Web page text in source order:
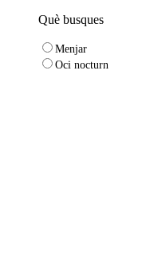
Què busques
Menjar
Oci nocturn